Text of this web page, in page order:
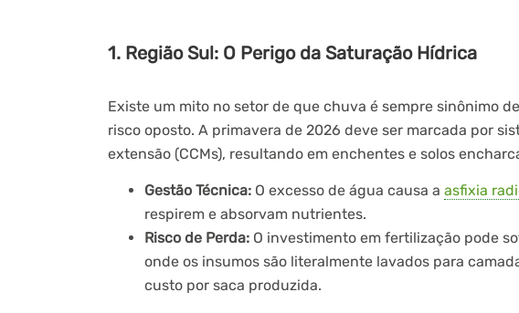
1. Região Sul: O Perigo da Saturação Hídrica
Existe um mito no setor de que chuva é sempre sinônimo
risco oposto. A primavera de 2026 deve ser marcada por
extensão (CCMs), resultando em enchentes e solos
Gestão Técnica: O excesso de água causa a asfixia
respirem e absorvam nutrientes.
Risco de Perda: O investimento em fertilização pode
onde os insumos são literalmente lavados para
custo por saca produzida.